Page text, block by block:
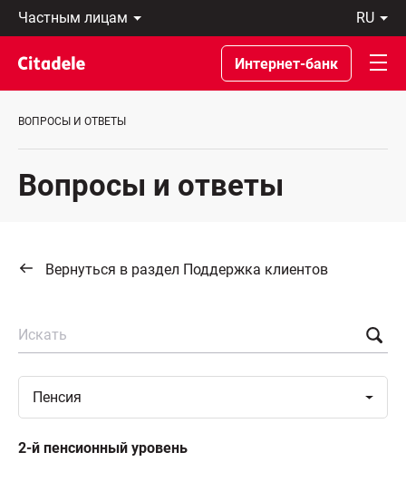
Частным
лицам
Предприятиям
Private
Banking
банке
ru
Latviski
По-
русски
In
Интернет-банк
ВОПРОСЫ И ОТВЕТЫ
Вопросы и ответы
Вернуться в раздел Поддержка клиентов
Искать
Пенсия
2-й пенсионный уровень